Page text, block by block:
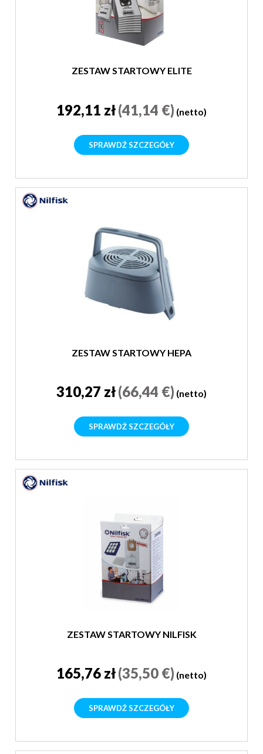
ZESTAW STARTOWY ELITE
192,11 zł(41,14 €) (netto)
SPRAWDŹ SZCZEGÓŁY
ZESTAW STARTOWY HEPA
310,27 zł(66,44 €) (netto)
SPRAWDŹ SZCZEGÓŁY
ZESTAW STARTOWY NILFISK
165,76 zł(35,50 €) (netto)
SPRAWDŹ SZCZEGÓŁY